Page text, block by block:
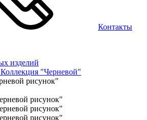
Контакты
изделий
"Черневой"
рисунок"